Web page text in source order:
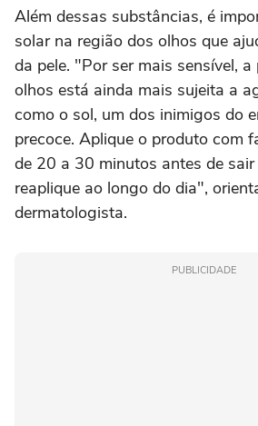
Além dessas substâncias, é
solar na região dos olhos que
da pele. "Por ser mais sensível, a
olhos está ainda mais sujeita a
como o sol, um dos inimigos do
precoce. Aplique o produto com
de 20 a 30 minutos antes de sair
reaplique ao longo do dia",
dermatologista.
PUBLICIDADE